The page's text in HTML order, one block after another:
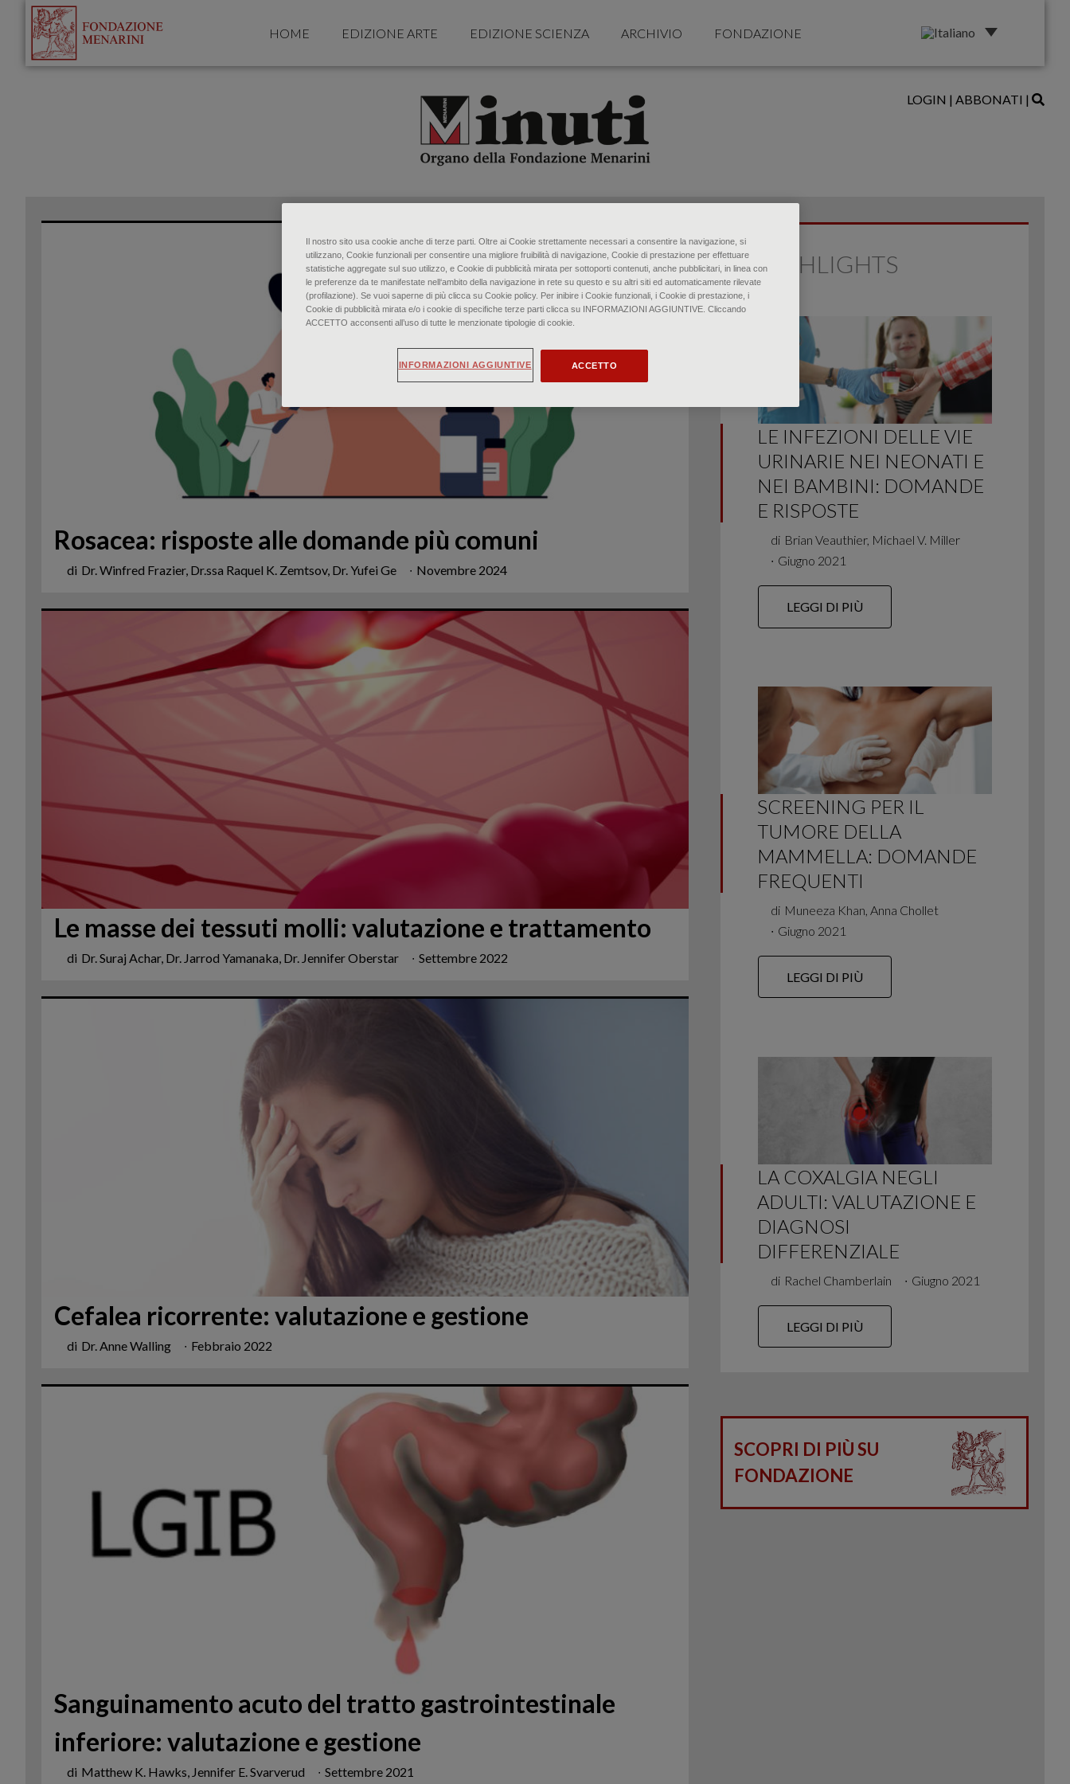
HOME EDIZIONE ARTE EDIZIONE SCIENZA ARCHIVIO FONDAZIONE
LOGIN | ABBONATI |
Rosacea: risposte alle domande più comuni
di Dr. Winfred Frazier, Dr.ssa Raquel K. Zemtsov, Dr. Yufei Ge ∙ Novembre 2024
Le masse dei tessuti molli: valutazione e trattamento
di Dr. Suraj Achar, Dr. Jarrod Yamanaka, Dr. Jennifer Oberstar ∙ Settembre 2022
Cefalea ricorrente: valutazione e gestione
di Dr. Anne Walling ∙ Febbraio 2022
Sanguinamento acuto del tratto gastrointestinale
inferiore: valutazione e gestione
di Matthew K. Hawks, Jennifer E. Svarverud ∙ Settembre 2021
HIGHLIGHTS
LE INFEZIONI DELLE VIE
URINARIE NEI NEONATI E
NEI BAMBINI: DOMANDE
E RISPOSTE
di Brian Veauthier, Michael V. Miller
∙ Giugno 2021
LEGGI DI PIÙ
SCREENING PER IL
TUMORE DELLA
MAMMELLA: DOMANDE
FREQUENTI
di Muneeza Khan, Anna Chollet
∙ Giugno 2021
LEGGI DI PIÙ
LA COXALGIA NEGLI
ADULTI: VALUTAZIONE E
DIAGNOSI
DIFFERENZIALE
di Rachel Chamberlain ∙ Giugno 2021
LEGGI DI PIÙ
SCOPRI DI PIÙ SU
FONDAZIONE
Il nostro sito usa cookie anche di terze parti. Oltre ai Cookie strettamente necessari a consentire la navigazione, si
utilizzano, Cookie funzionali per consentire una migliore fruibilità di navigazione, Cookie di prestazione per effettuare
statistiche aggregate sul suo utilizzo, e Cookie di pubblicità mirata per sottoporti contenuti, anche pubblicitari, in linea con
le preferenze da te manifestate nell‘ambito della navigazione in rete su questo e su altri siti ed automaticamente rilevate
(profilazione). Se vuoi saperne di più clicca su Cookie policy. Per inibire i Cookie funzionali, i Cookie di prestazione, i
Cookie di pubblicità mirata e/o i cookie di specifiche terze parti clicca su INFORMAZIONI AGGIUNTIVE. Cliccando
ACCETTO acconsenti all’uso di tutte le menzionate tipologie di cookie.
ACCETTO
INFORMAZIONI AGGIUNTIVE